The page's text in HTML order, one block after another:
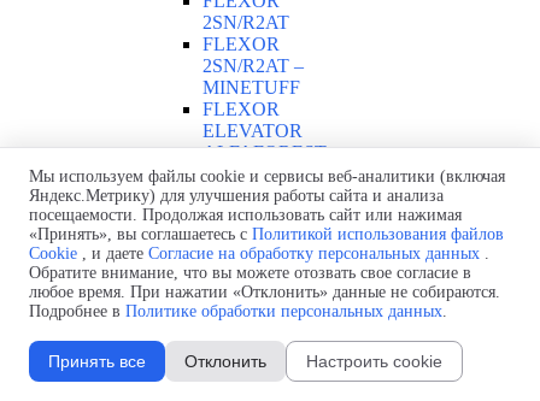
2SN/R2AT
FLEXOR
2SN/R2AT –
MINETUFF
FLEXOR
ELEVATOR
ALFAFOREST
2SC RAILWAY
РВД с навивкой
проволокой ▼
AT 7K –
MINETUFF
BOP - FIRESA
FE 5000
навивкой
ALFABIOTECH
Мы используем файлы cookie и сервисы веб-аналитики (включая
Яндекс.Метрику) для улучшения работы сайта и анализа
посещаемости. Продолжая использовать сайт или нажимая
«Принять», вы соглашаетесь с Политикой использования файлов
Cookie , и даете Согласие на обработку персональных данных .
Обратите внимание, что вы можете отозвать свое согласие в
любое время. При нажатии «Отклонить» данные не собираются.
Подробнее в Политике обработки персональных данных.
Принять все Отклонить Настроить cookie